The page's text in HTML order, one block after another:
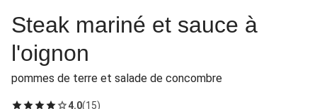
Steak mariné et sauce à
l'oignon
pommes de terre et salade de concombre
4.0(15)